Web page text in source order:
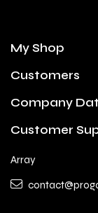
My Shop
Customers
Company
Customer
Array